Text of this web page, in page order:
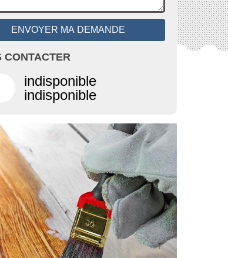
CONTACTER
indisponible
indisponible